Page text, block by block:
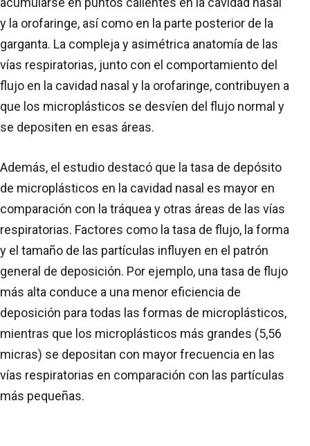
y la orofaringe, así como en la parte posterior de la
garganta. La compleja y asimétrica anatomía de las
vías respiratorias, junto con el comportamiento del
flujo en la cavidad nasal y la orofaringe, contribuyen a
que los microplásticos se desvíen del flujo normal y
se depositen en esas áreas.
Además, el estudio destacó que la tasa de depósito
de microplásticos en la cavidad nasal es mayor en
comparación con la tráquea y otras áreas de las vías
respiratorias. Factores como la tasa de flujo, la forma
y el tamaño de las partículas influyen en el patrón
general de deposición. Por ejemplo, una tasa de flujo
más alta conduce a una menor eficiencia de
deposición para todas las formas de microplásticos,
mientras que los microplásticos más grandes (5,56
micras) se depositan con mayor frecuencia en las
vías respiratorias en comparación con las partículas
más pequeñas.